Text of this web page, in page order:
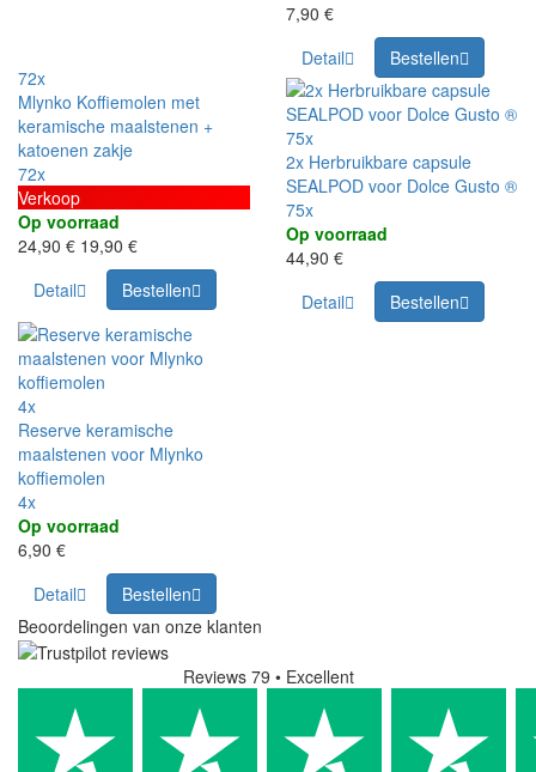
72x
Mlynko Koffiemolen met
keramische maalstenen +
katoenen zakje
72x
Verkoop
Op voorraad
24,90 € 19,90 €
Detail
Bestellen
7,90 €
Detail
Bestellen
75x
2x Herbruikbare capsule
SEALPOD voor Dolce Gusto ®
75x
Op voorraad
44,90 €
Detail
Bestellen
4x
Reserve keramische
maalstenen voor Mlynko
koffiemolen
4x
Op voorraad
6,90 €
Detail
Bestellen
Beoordelingen van onze klanten
Reviews 79 • Excellent